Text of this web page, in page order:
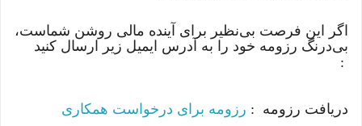
اگر این فرصت بی‌نظیر برای آینده مالی روشن شماست،
بی‌درنگ رزومه خود را به آدرس ایمیل زیر ارسال کنید
:
دریافت رزومه : رزومه برای درخواست همکاری